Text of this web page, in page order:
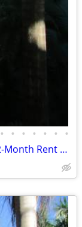
• • • • • • •
Big Savings on Your Next Apartment—2-Month Rent Credit!